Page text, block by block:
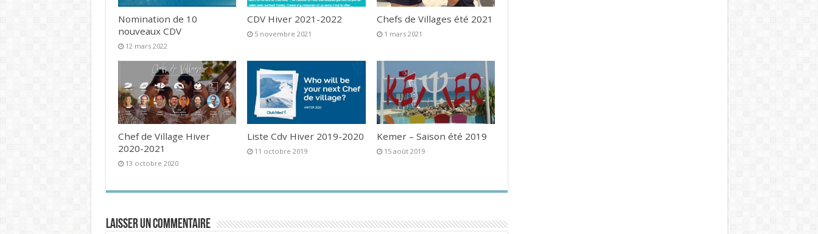
Nomination de 10
nouveaux CDV
12 mars 2022
CDV Hiver 2021-2022
5 novembre 2021
Chefs de Villages été 2021
1 mars 2021
Chef de Village Hiver
2020-2021
13 octobre 2020
Liste Cdv Hiver 2019-2020
11 octobre 2019
Kemer – Saison été 2019
15 août 2019
Laisser un commentaire